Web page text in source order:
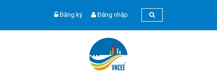
Đăng ký Đăng nhập